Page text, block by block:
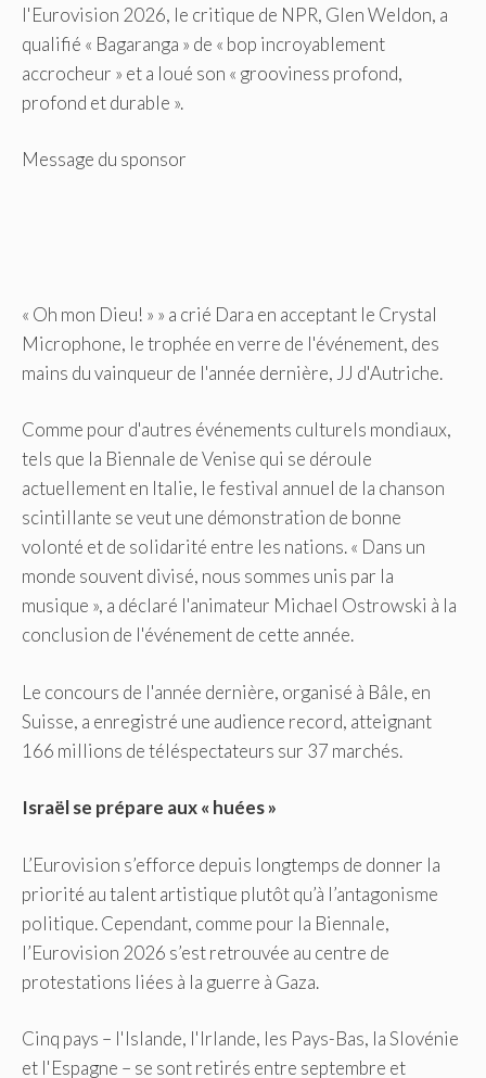
l'Eurovision 2026, le critique de NPR, Glen Weldon, a
qualifié « Bagaranga » de « bop incroyablement
accrocheur » et a loué son « grooviness profond,
profond et durable ».
Message du sponsor
« Oh mon Dieu! » » a crié Dara en acceptant le Crystal
Microphone, le trophée en verre de l'événement, des
mains du vainqueur de l'année dernière, JJ d'Autriche.
Comme pour d'autres événements culturels mondiaux,
tels que la Biennale de Venise qui se déroule
actuellement en Italie, le festival annuel de la chanson
scintillante se veut une démonstration de bonne
volonté et de solidarité entre les nations. « Dans un
monde souvent divisé, nous sommes unis par la
musique », a déclaré l'animateur Michael Ostrowski à la
conclusion de l'événement de cette année.
Le concours de l'année dernière, organisé à Bâle, en
Suisse, a enregistré une audience record, atteignant
166 millions de téléspectateurs sur 37 marchés.
Israël se prépare aux « huées »
L’Eurovision s’efforce depuis longtemps de donner la
priorité au talent artistique plutôt qu’à l’antagonisme
politique. Cependant, comme pour la Biennale,
l’Eurovision 2026 s’est retrouvée au centre de
protestations liées à la guerre à Gaza.
Cinq pays – l'Islande, l'Irlande, les Pays-Bas, la Slovénie
et l'Espagne – se sont retirés entre septembre et